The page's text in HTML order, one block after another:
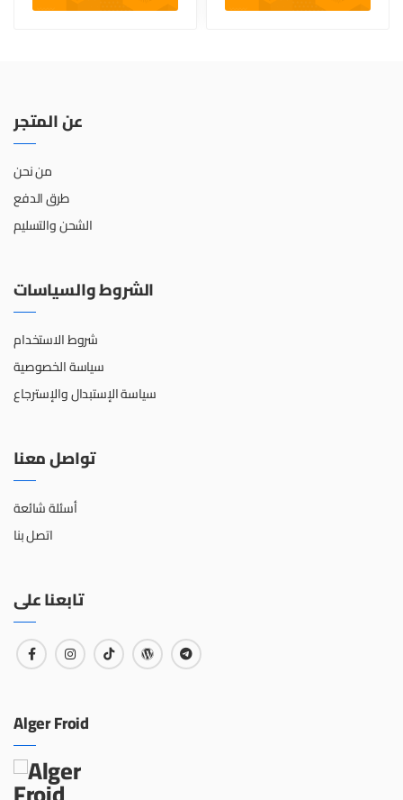
عن المتجر
من نحن
طرق الدفع
الشحن والتسليم
الشروط والسياسات
شروط الاستخدام
سياسة الخصوصية
سياسة الإستبدال والإسترجاع
تواصل معنا
أسئلة شائعة
اتصل بنا
تابعنا على
Alger Froid